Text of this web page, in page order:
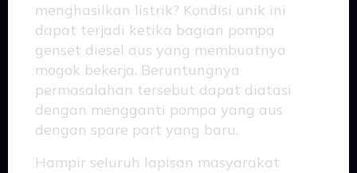
menghasilkan listrik? Kondisi unik ini
dapat terjadi ketika bagian pompa
genset diesel aus yang membuatnya
mogok bekerja. Beruntungnya
permasalahan tersebut dapat diatasi
dengan mengganti pompa yang aus
dengan spare part yang baru.
Hampir seluruh lapisan masyarakat